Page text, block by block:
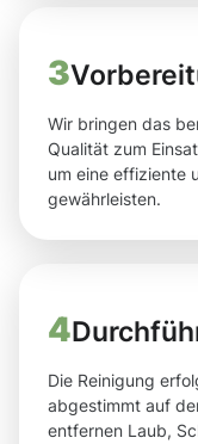
3
Wir bringen das
Qualität zum
um eine effiziente
gewährleisten.
4
Die Reinigung
abgestimmt auf
entfernen Laub,